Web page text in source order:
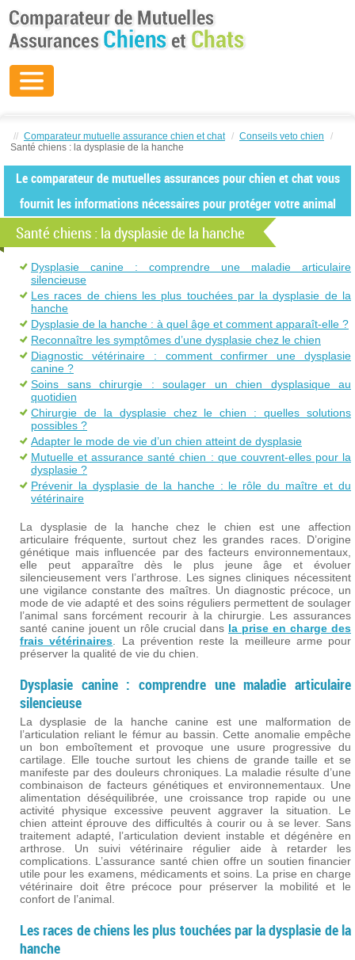
// Comparateur mutuelle assurance chien et chat / Conseils veto chien
/
Santé chiens : la dysplasie de la hanche
Le comparateur de mutuelles assurances pour chien et chat vous
fournit les informations nécessaires pour protéger votre animal
Santé chiens : la dysplasie de la hanche
Dysplasie canine : comprendre une maladie articulaire
silencieuse
Les races de chiens les plus touchées par la dysplasie de la
hanche
Dysplasie de la hanche : à quel âge et comment apparaît-elle ?
Reconnaître les symptômes d’une dysplasie chez le chien
Diagnostic vétérinaire : comment confirmer une dysplasie
canine ?
Soins sans chirurgie : soulager un chien dysplasique au
quotidien
Chirurgie de la dysplasie chez le chien : quelles solutions
possibles ?
Adapter le mode de vie d’un chien atteint de dysplasie
Mutuelle et assurance santé chien : que couvrent-elles pour la
dysplasie ?
Prévenir la dysplasie de la hanche : le rôle du maître et du
vétérinaire
La dysplasie de la hanche chez le chien est une affection
articulaire fréquente, surtout chez les grandes races. D’origine
génétique mais influencée par des facteurs environnementaux,
elle peut apparaître dès le plus jeune âge et évoluer
silencieusement vers l’arthrose. Les signes cliniques nécessitent
une vigilance constante des maîtres. Un diagnostic précoce, un
mode de vie adapté et des soins réguliers permettent de soulager
l’animal sans forcément recourir à la chirurgie. Les assurances
santé canine jouent un rôle crucial dans la prise en charge des
frais vétérinaires . La prévention reste la meilleure arme pour
préserver la qualité de vie du chien.
Dysplasie canine : comprendre une maladie articulaire
silencieuse
La dysplasie de la hanche canine est une malformation de
l’articulation reliant le fémur au bassin. Cette anomalie empêche
un bon emboîtement et provoque une usure progressive du
cartilage. Elle touche surtout les chiens de grande taille et se
manifeste par des douleurs chroniques. La maladie résulte d’une
combinaison de facteurs génétiques et environnementaux. Une
alimentation déséquilibrée, une croissance trop rapide ou une
activité physique excessive peuvent aggraver la situation. Le
chien atteint éprouve des difficultés à courir ou à se lever. Sans
traitement adapté, l’articulation devient instable et dégénère en
arthrose. Un suivi vétérinaire régulier aide à retarder les
complications. L’assurance santé chien offre un soutien financier
utile pour les examens, médicaments et soins. La prise en charge
vétérinaire doit être précoce pour préserver la mobilité et le
confort de l’animal.
Les races de chiens les plus touchées par la dysplasie de la
hanche